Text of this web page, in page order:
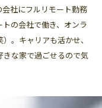
会社にフルリモート勤務
の会社で働き、オンラ
。キャリアも活かせ、
な家で過ごせるので気